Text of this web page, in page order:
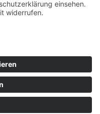
ein Unternehmen von
Salzburg.